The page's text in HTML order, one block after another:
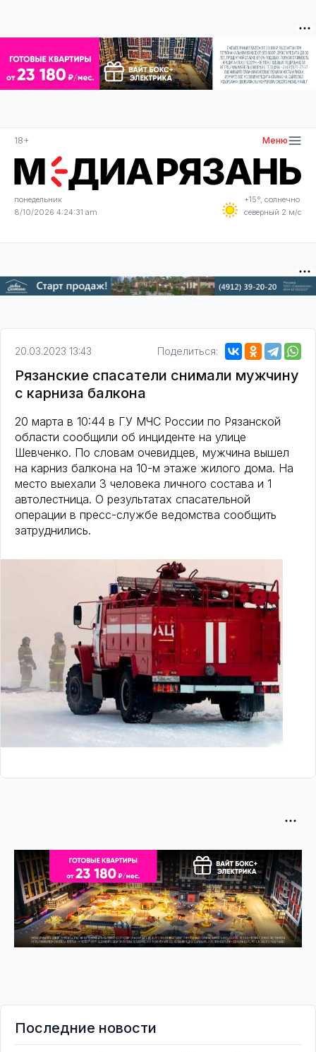
18+ Меню
понедельник
8/10/2026 4:24:31 am
+15°, солнечно
северный 2 м/с
20.03.2023 13:43 Поделиться:
Рязанские спасатели снимали мужчину
с карниза балкона
20 марта в 10:44 в ГУ МЧС России по Рязанской
области сообщили об инциденте на улице
Шевченко. По словам очевидцев, мужчина вышел
на карниз балкона на 10-м этаже жилого дома. На
место выехали 3 человека личного состава и 1
автолестница. О результатах спасательной
операции в пресс-службе ведомства сообщить
затруднились.
Последние новости